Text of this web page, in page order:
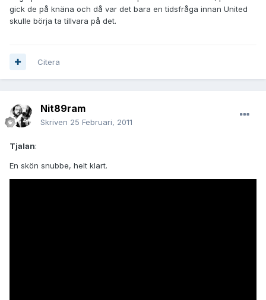
gick de på knäna och då var det bara en tidsfråga innan United
skulle börja ta tillvara på det.
Citera
Nit89ram
Skriven 25 Februari, 2011
Tjalan:
En skön snubbe, helt klart.